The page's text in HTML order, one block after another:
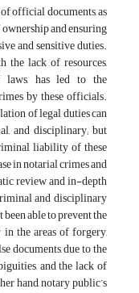
official documents, as
and ensuring
and sensitive duties.
the lack of resources,
laws, has led to the
by these officials.
of legal duties can
and disciplinary; but
liability of these
in notarial crimes and
review and in-depth
and disciplinary
able to prevent the
the areas of forgery,
documents, due to the
and the lack of
hand, notary public’s